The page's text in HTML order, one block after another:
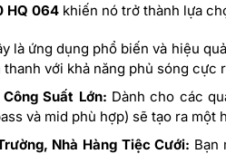
HQ 064 khiến nó trở thành lựa
là ứng dụng phổ biến và hiệu
với khả năng phủ sóng
Suất Lớn: Dành cho các
và mid phù hợp) sẽ tạo ra
Nhà Hàng Tiệc Cưới: Bạn